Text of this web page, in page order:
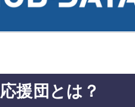
応援団とは？